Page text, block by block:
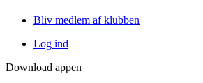
Bliv medlem af klubben
Log ind
Download appen